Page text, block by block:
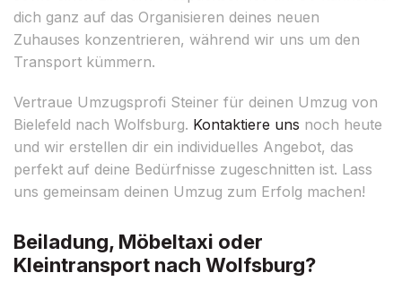
dich ganz auf das Organisieren deines neuen
Zuhauses konzentrieren, während wir uns um den
Transport kümmern.
Vertraue Umzugsprofi Steiner für deinen Umzug von
Bielefeld nach Wolfsburg. Kontaktiere uns noch heute
und wir erstellen dir ein individuelles Angebot, das
perfekt auf deine Bedürfnisse zugeschnitten ist. Lass
uns gemeinsam deinen Umzug zum Erfolg machen!
Beiladung, Möbeltaxi oder
Kleintransport nach Wolfsburg?